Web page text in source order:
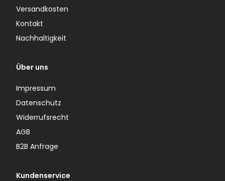
Versandkosten
Kontakt
Nachhaltigkeit
Über uns
Impressum
Datenschutz
Widerrufsrecht
AGB
B2B Anfrage
Kundenservice